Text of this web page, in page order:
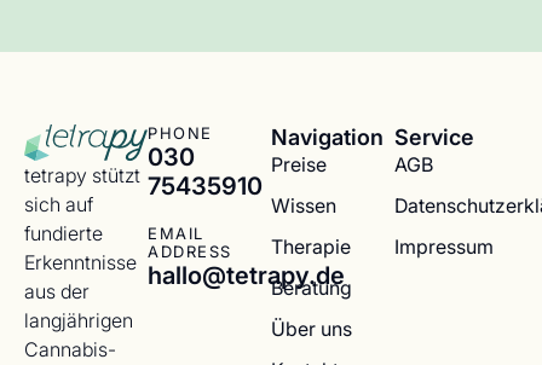
tetrapy stützt
sich auf
fundierte
Erkenntnisse
aus der
langjährigen
Cannabis-
PHONE
030
75435910
EMAIL
ADDRESS
hallo@tetrapy.de
Navigation
Preise
Wissen
Therapie
Beratung
Über uns
Service
AGB
Impressum